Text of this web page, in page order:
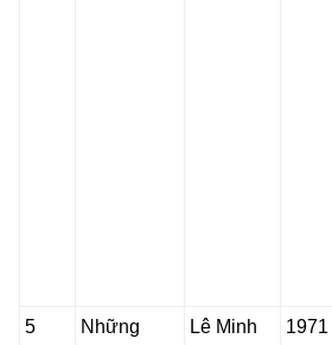
5
Những
Lê Minh
1971